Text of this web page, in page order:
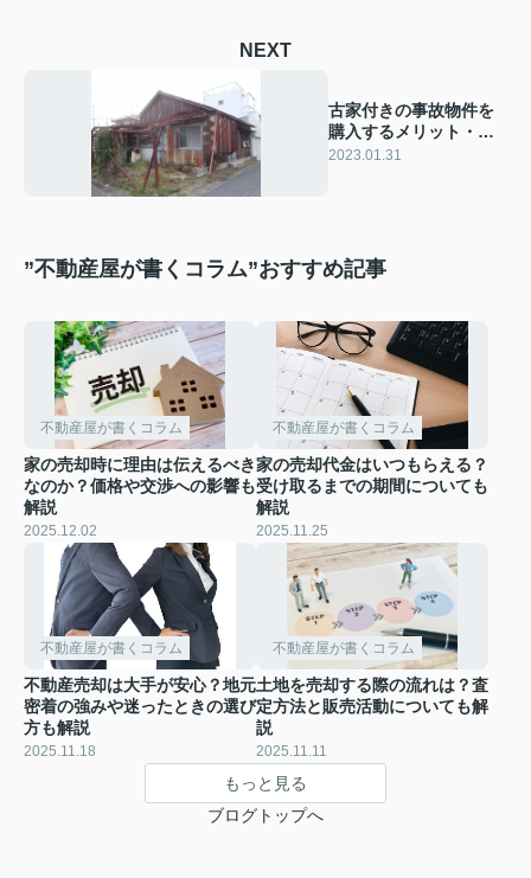
NEXT
古家付きの事故物件を
購入するメリット・デ
メリットとは？
2023.01.31
”不動産屋が書くコラム”おすすめ記事
不動産屋が書くコラム
家の売却時に理由は伝えるべき
なのか？価格や交渉への影響も
解説
2025.12.02
不動産屋が書くコラム
家の売却代金はいつもらえる？
受け取るまでの期間についても
解説
2025.11.25
不動産屋が書くコラム
不動産売却は大手が安心？地元
密着の強みや迷ったときの選び
方も解説
2025.11.18
不動産屋が書くコラム
土地を売却する際の流れは？査
定方法と販売活動についても解
説
2025.11.11
もっと見る
ブログトップへ